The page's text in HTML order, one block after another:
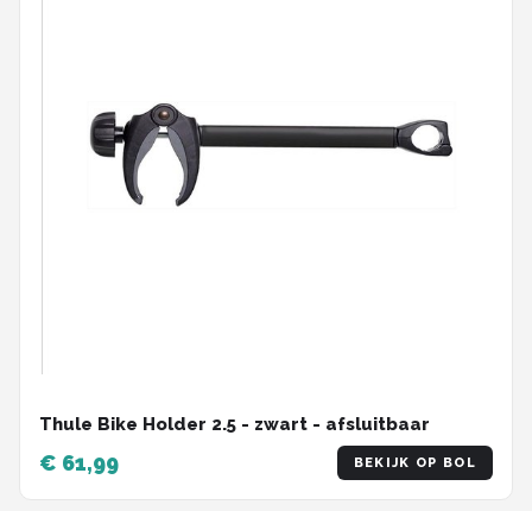
Thule Bike Holder 2.5 - zwart - afsluitbaar
€ 61,99 BEKIJK OP BOL